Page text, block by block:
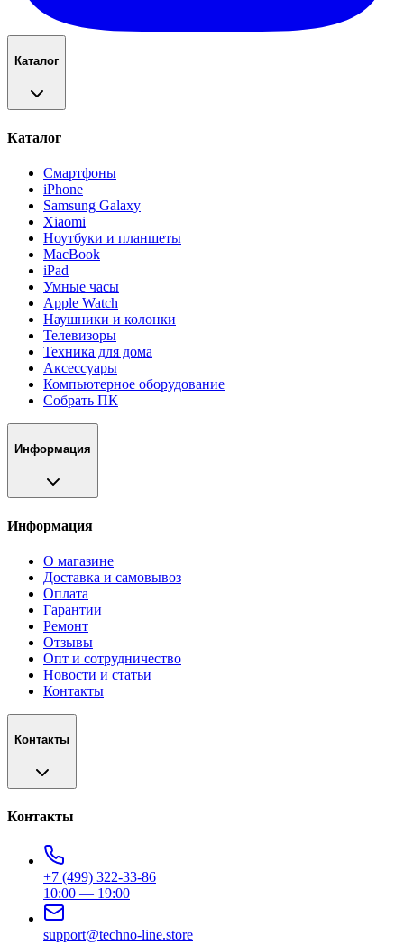
Каталог
Каталог
Смартфоны
iPhone
Samsung Galaxy
Xiaomi
Ноутбуки и планшеты
MacBook
iPad
Умные часы
Apple Watch
Наушники и колонки
Телевизоры
Техника для дома
Аксессуары
Компьютерное оборудование
Собрать ПК
Информация
Информация
О магазине
Доставка и самовывоз
Оплата
Гарантии
Ремонт
Отзывы
Опт и сотрудничество
Новости и статьи
Контакты
Контакты
Контакты
+7 (499) 322-33-86
10:00 — 19:00
support@techno-line.store